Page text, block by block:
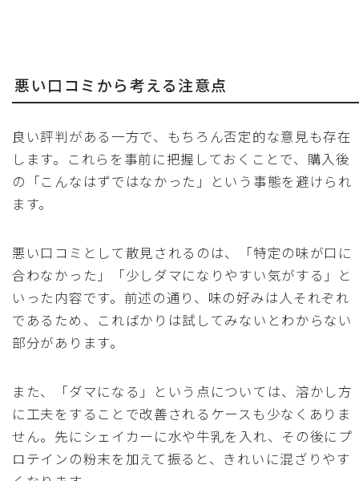
悪い口コミから考える注意点
良い評判がある一方で、もちろん否定的な意見も存在
します。これらを事前に把握しておくことで、購入後
の「こんなはずではなかった」という事態を避けられ
ます。
悪い口コミとして散見されるのは、「特定の味が口に
合わなかった」「少しダマになりやすい気がする」と
いった内容です。前述の通り、味の好みは人それぞれ
であるため、こればかりは試してみないとわからない
部分があります。
また、「ダマになる」という点については、溶かし方
に工夫をすることで改善されるケースも少なくありま
せん。先にシェイカーに水や牛乳を入れ、その後にプ
ロテインの粉末を加えて振ると、きれいに混ざりやす